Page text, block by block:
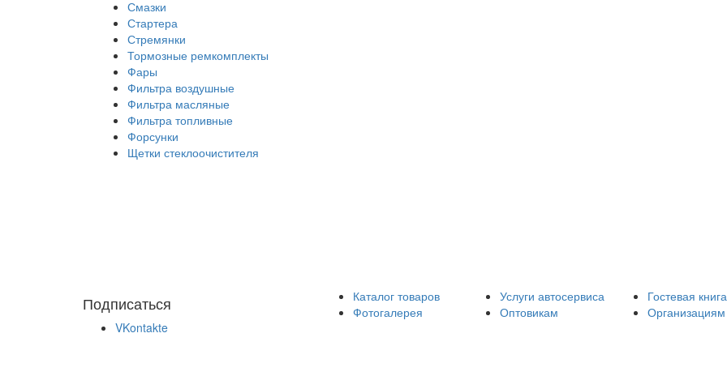
Смазки
Стартера
Стремянки
Тормозные ремкомплекты
Фары
Фильтра воздушные
Фильтра масляные
Фильтра топливные
Форсунки
Щетки стеклоочистителя
Подписаться
VKontakte
Каталог товаров Услуги автосервиса
Гостевая книга
Фотогалерея
Оптовикам Организациям